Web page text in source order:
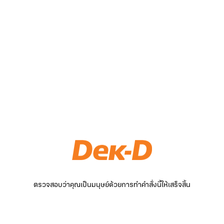
ตรวจสอบว่าคุณเป็นมนุษย์ด้วยการทำคำสั่งนี้ให้เสร็จสิ้น